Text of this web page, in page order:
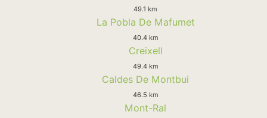
49.1 km
La Pobla De Mafumet
40.4 km
Creixell
49.4 km
Caldes De Montbui
46.5 km
Mont-Ral